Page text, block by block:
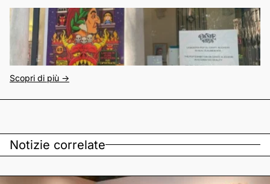
Scopri di più ->
Notizie correlate